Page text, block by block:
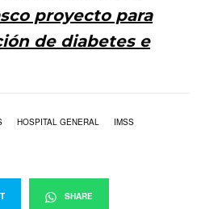
proyecto para
de diabetes e
HOSPITAL GENERAL IMSS
SHARE